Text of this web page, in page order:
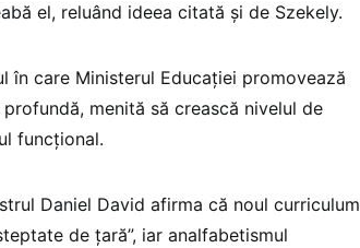
el, reluând ideea citată și de Szekely.
în care Ministerul Educației promovează
menită să crească nivelul de
funcțional.
Daniel David afirma că noul curriculum
de țară”, iar analfabetismul